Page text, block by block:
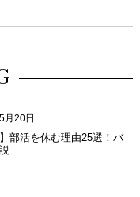
月20日
部活を休む理由25選！バ